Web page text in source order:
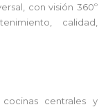
con visión 360º
calidad,
centrales y